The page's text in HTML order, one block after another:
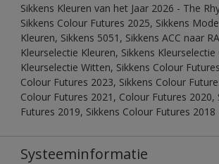
Sikkens Kleuren van het Jaar 2026 - The
Sikkens Colour Futures 2025, Sikkens
Kleuren, Sikkens 5051, Sikkens ACC naar
Kleurselectie Kleuren, Sikkens Kleurselectie
Kleurselectie Witten, Sikkens Colour
Colour Futures 2023, Sikkens Colour
Colour Futures 2021, Colour Futures 2020,
Futures 2019, Sikkens Colour Futures 2018
Systeeminformatie